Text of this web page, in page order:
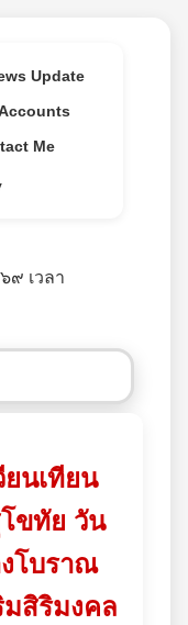
Update
Me
๙ เวลา
นเทียน
ขทัย วัน
โบราณ
มสิริมงคล